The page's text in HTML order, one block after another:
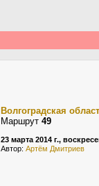
Волгоградская
Маршрут 49
23 марта 2014 г.,
Автор: Артём Дмитриев